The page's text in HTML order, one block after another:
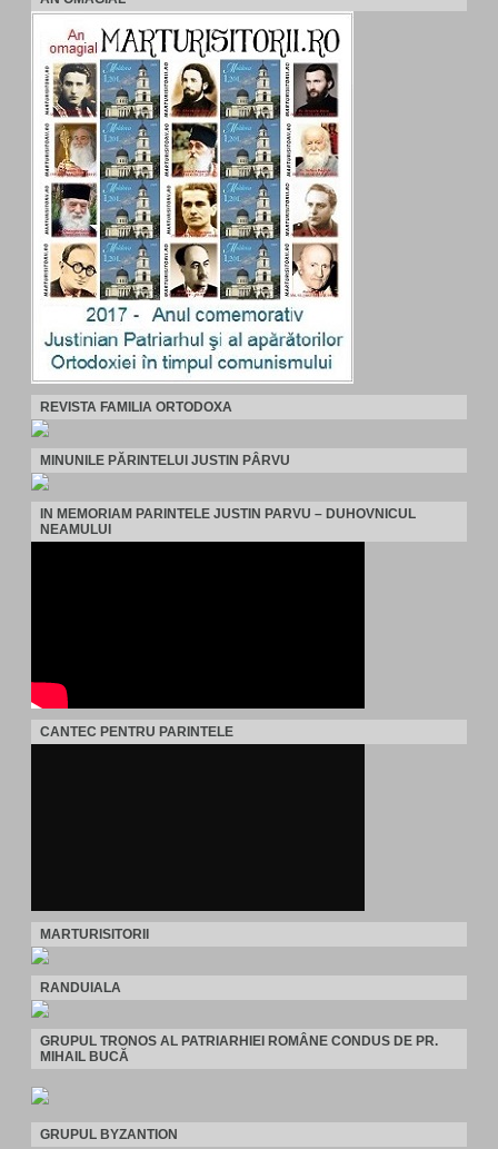
REVISTA FAMILIA ORTODOXA
MINUNILE PĂRINTELUI JUSTIN PÂRVU
IN MEMORIAM PARINTELE JUSTIN PARVU – DUHOVNICUL
NEAMULUI
CANTEC PENTRU PARINTELE
MARTURISITORII
RANDUIALA
GRUPUL TRONOS AL PATRIARHIEI ROMÂNE CONDUS DE PR.
MIHAIL BUCĂ
GRUPUL BYZANTION